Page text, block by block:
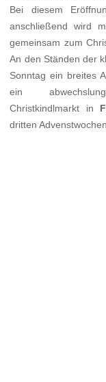
Bei diesem
anschließend wird
gemeinsam zum
An den Ständen der
Sonntag ein breites
ein
Christkindlmarkt in
dritten